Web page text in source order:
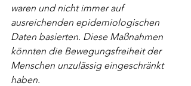
waren und nicht immer auf
ausreichenden epidemiologischen
Daten basierten. Diese Maßnahmen
könnten die Bewegungsfreiheit der
Menschen unzulässig eingeschränkt
haben.